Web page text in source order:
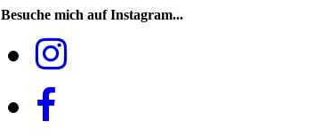
Besuche mich auf Instagram...